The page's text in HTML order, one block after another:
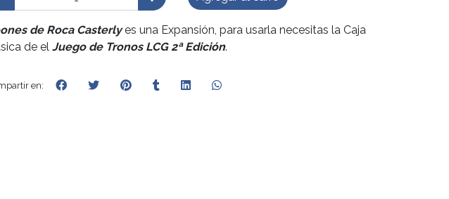
de Roca Casterly es una Expansión, para usarla necesitas la Caja
de el Juego de Tronos LCG 2ª Edición.
en: